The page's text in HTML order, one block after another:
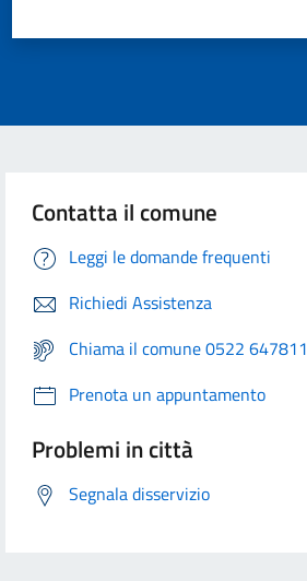
Contatta il comune
Leggi le domande frequenti
Richiedi Assistenza
Chiama il comune 0522 647811
Prenota un appuntamento
Problemi in città
Segnala disservizio